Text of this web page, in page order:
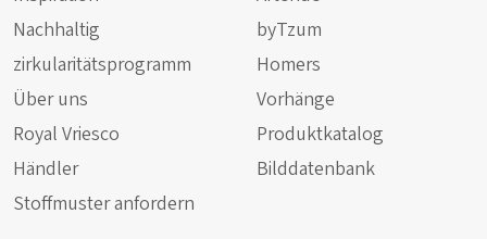
Nachhaltig
zirkularitätsprogramm
Über uns
Royal Vriesco
Händler
Stoffmuster anfordern
byTzum
Homers
Vorhänge
Produktkatalog
Bilddatenbank